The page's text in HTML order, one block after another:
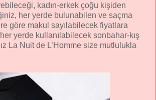
kadın-erkek çoğu kişiden
her yerde bulunabilen ve saçma
göre makul sayılabilecek fiyatlara
yerde kullanılabilecek sonbahar-kış
La Nuit de L’Homme size mutlulukla